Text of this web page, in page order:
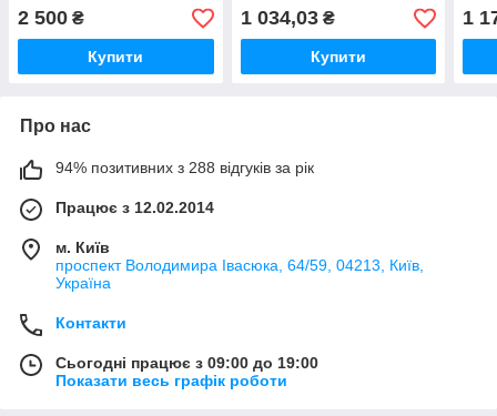
2 500 ₴
Купити
1 034,03₴
Купити
1
Про нас
94% позитивних з 288 відгуків за рік
Працює з 12.02.2014
м. Київ
проспект Володимира Івасюка, 64/59, 04213, Київ,
Україна
Контакти
Сьогодні працює з 09:00 до 19:00
Показати весь графік роботи